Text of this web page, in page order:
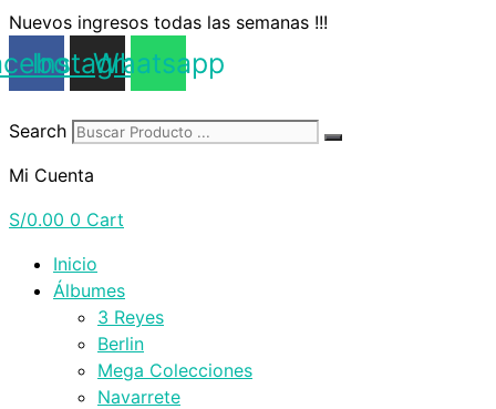
Saltar
contenido
Nuevos ingresos todas las semanas !!!
Instagram
Whatsapp
Search
Mi Cuenta
S/0.00 0 Cart
Inicio
Álbumes
3 Reyes
Berlin
Mega Colecciones
Navarrete